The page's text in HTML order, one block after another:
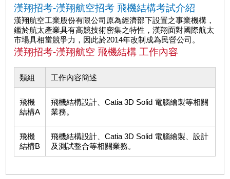
漢翔招考-漢翔航空招考 飛機結構考試介紹
漢翔航空工業股份有限公司原為經濟部下設置之事業機構，
鑑於航太產業具有高競技術密集之特性，漢翔面對國際航太
市場具相當競爭力，因此於2014年改制成為民營公司。
漢翔招考-漢翔航空 飛機結構 工作內容
類組 工作內容簡述
飛機
結構A
飛機結構設計、Catia 3D Solid 電腦繪製等相關
業務。
飛機
結構B
飛機結構設計、Catia 3D Solid 電腦繪製、設計
及測試整合等相關業務。